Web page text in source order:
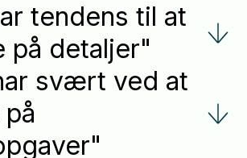
tendens til at
på detaljer"
svært ved at